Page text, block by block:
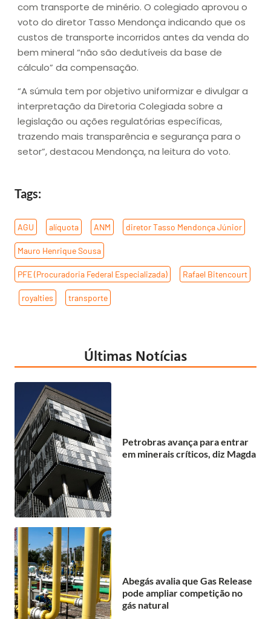
com transporte de minério. O colegiado aprovou o
voto do diretor Tasso Mendonça indicando que os
custos de transporte incorridos antes da venda do
bem mineral “não são dedutíveis da base de
cálculo” da compensação.
“A súmula tem por objetivo uniformizar e divulgar a
interpretação da Diretoria Colegiada sobre a
legislação ou ações regulatórias específicas,
trazendo mais transparência e segurança para o
setor”, destacou Mendonça, na leitura do voto.
Tags:
AGU alíquota ANM diretor Tasso Mendonça Júnior
Mauro Henrique Sousa
PFE (Procuradoria Federal Especializada) Rafael Bitencourt
royalties transporte
Últimas Notícias
Petrobras avança para entrar
em minerais críticos, diz Magda
Abegás avalia que Gas Release
pode ampliar competição no
gás natural